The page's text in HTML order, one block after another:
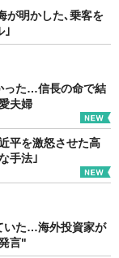
が明かした､乗客を
｣
った…信長の命で結
夫婦
平を激怒させた高
手法｣
いた…海外投資家が
言"